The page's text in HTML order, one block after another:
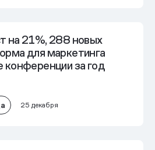
на 21%, 288 новых
для маркетинга
конференции за год
25 декабря